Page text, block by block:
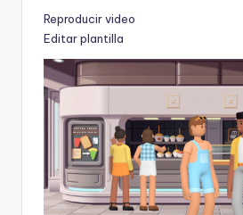
Reproducir video
Editar plantilla